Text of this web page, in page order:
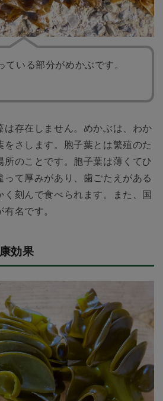
ている部分がめかぶです。
は存在しません。めかぶは、わか
をさします。胞子葉とは繁殖のた
所のことです。胞子葉は薄くてひ
って厚みがあり、歯ごたえがある
く刻んで食べられます。また、国
名です。
効果